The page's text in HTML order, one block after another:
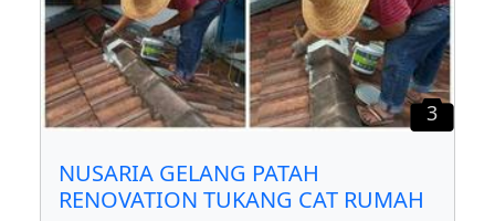
3
NUSARIA GELANG PATAH
RENOVATION TUKANG CAT RUMAH